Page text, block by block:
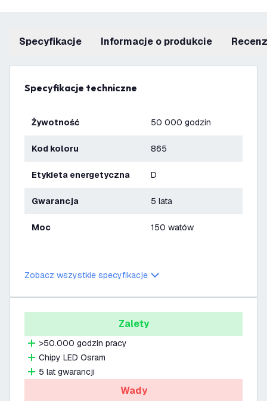
Specyfikacje informacje o produkcie
Specyfikacje techniczne
Żywotność 50 000 godzin
Kod koloru 865
Etykieta energetyczna D
Gwarancja 5 lata
Moc 150 watów
Zobacz wszystkie specyfikacje
Zalety
>50.000 godzin pracy
Chipy LED Osram
5 lat gwarancji
Wady